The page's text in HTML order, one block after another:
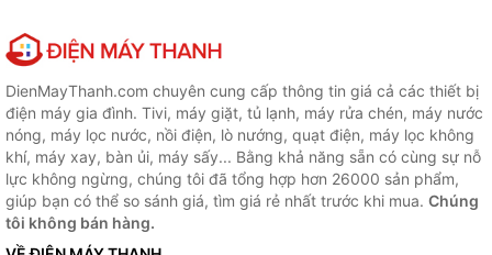
DienMayThanh.com chuyên cung cấp thông tin giá cả các thiết bị
điện máy gia đình. Tivi, máy giặt, tủ lạnh, máy rửa chén, máy nước
nóng, máy lọc nước, nồi điện, lò nướng, quạt điện, máy lọc không
khí, máy xay, bàn ủi, máy sấy... Bằng khả năng sẵn có cùng sự nỗ
lực không ngừng, chúng tôi đã tổng hợp hơn 26000 sản phẩm,
giúp bạn có thể so sánh giá, tìm giá rẻ nhất trước khi mua. Chúng
tôi không bán hàng.